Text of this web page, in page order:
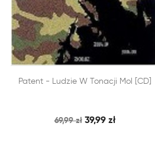
DODAJ DO KOSZYKA
SZYBKI PODGLĄD
Patent - Ludzie W Tonacji Mol [CD]
69,99 zł 39,99 zł